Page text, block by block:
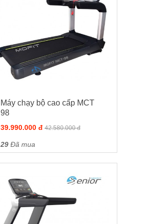
Máy chạy bộ cao cấp MCT
98
39.990.000 đ 42.580.000 đ
29Đã mua